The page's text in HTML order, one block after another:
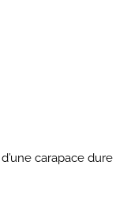
carapace dure